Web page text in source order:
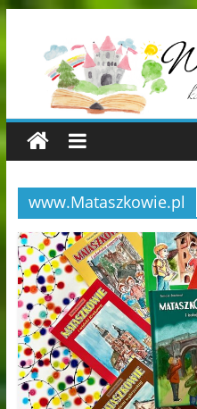
www.Mataszkowie.pl